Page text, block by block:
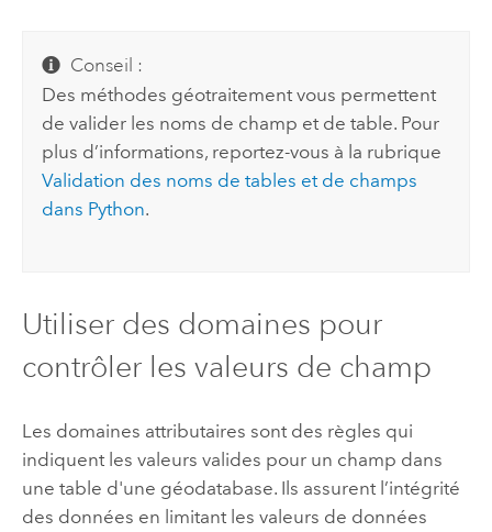
Conseil :
Des méthodes géotraitement vous permettent
de valider les noms de champ et de table. Pour
plus d’informations, reportez-vous à la rubrique
Validation des noms de tables et de champs
dans Python.
Utiliser des domaines pour
contrôler les valeurs de champ
Les domaines attributaires sont des règles qui
indiquent les valeurs valides pour un champ dans
une table d'une géodatabase. Ils assurent l’intégrité
des données en limitant les valeurs de données